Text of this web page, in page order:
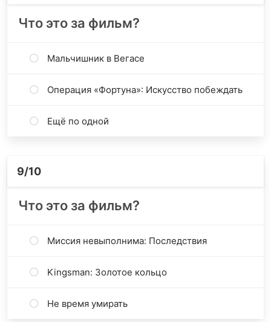
Что это за фильм?
Мальчишник в Вегасе
Операция «Фортуна»: Искусство побеждать
Ещё по одной
9/10
Что это за фильм?
Миссия невыполнима: Последствия
Kingsman: Золотое кольцо
Не время умирать